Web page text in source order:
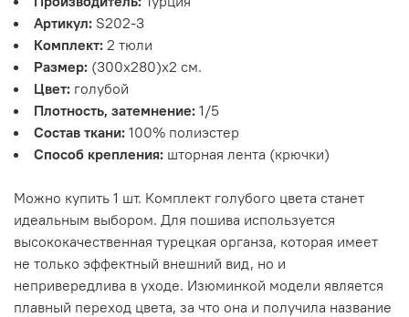
Артикул: S202-3
Комплект: 2 тюли
Размер: (300х280)х2 см.
Цвет: голубой
Плотность, затемнение: 1/5
Состав ткани: 100% полиэстер
Способ крепления: шторная лента (крючки)
Можно купить 1 шт. Комплект голубого цвета станет
идеальным выбором. Для пошива используется
высококачественная турецкая органза, которая имеет
не только эффектный внешний вид, но и
непривередлива в уходе. Изюминкой модели является
плавный переход цвета, за что она и получила название